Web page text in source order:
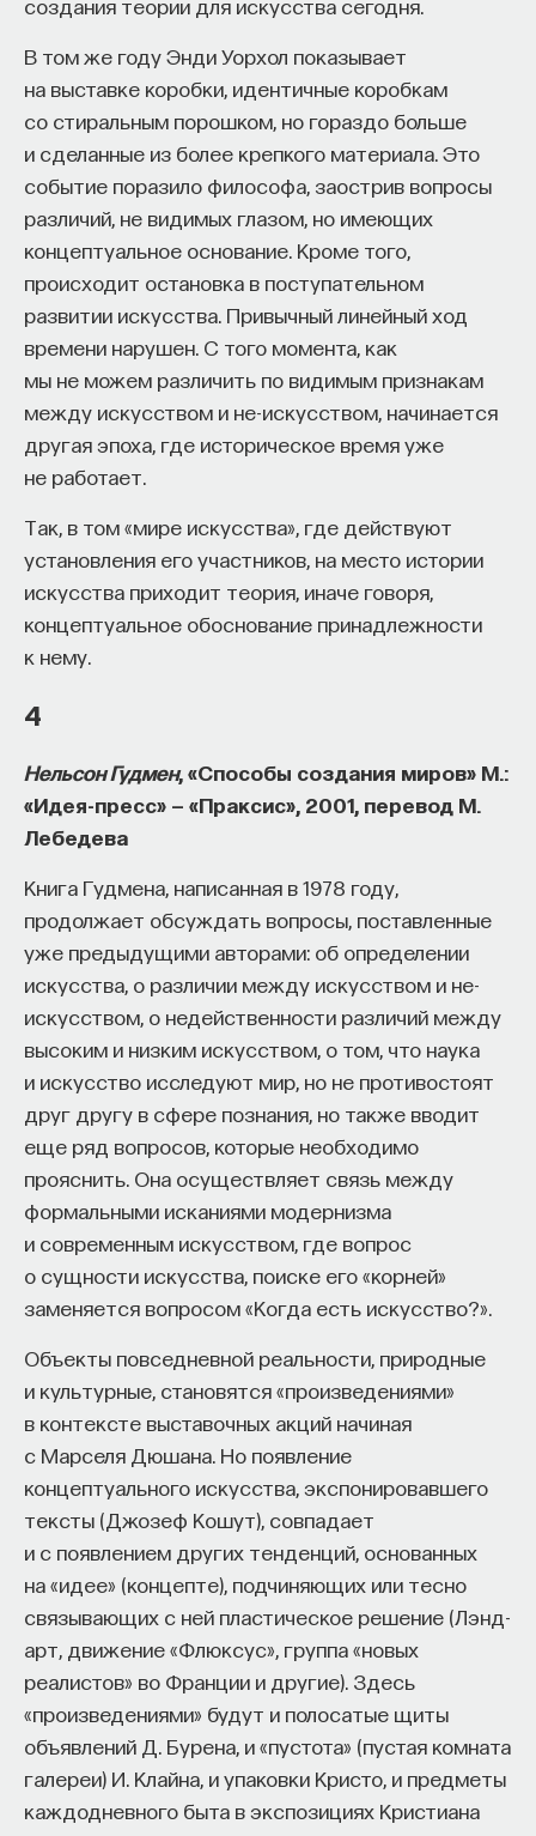
В том же году Энди Уорхол показывает
на выставке коробки, идентичные коробкам
со стиральным порошком, но гораздо больше
и сделанные из более крепкого материала. Это
событие поразило философа, заострив вопросы
различий, не видимых глазом, но имеющих
концептуальное основание. Кроме того,
происходит остановка в поступательном
развитии искусства. Привычный линейный ход
времени нарушен. С того момента, как
мы не можем различить по видимым признакам
между искусством и не-искусством, начинается
другая эпоха, где историческое время уже
не работает.
Так, в том «мире искусства», где действуют
установления его участников, на место истории
искусства приходит теория, иначе говоря,
концептуальное обоснование принадлежности
к нему.
4
Нельсон Гудмен, «Способы создания миров» М.:
«Идея-пресс» — «Праксис», 2001, перевод М.
Лебедева
Книга Гудмена, написанная в 1978 году,
продолжает обсуждать вопросы, поставленные
уже предыдущими авторами: об определении
искусства, о различии между искусством и не-
искусством, о недейственности различий между
высоким и низким искусством, о том, что наука
и искусство исследуют мир, но не противостоят
друг другу в сфере познания, но также вводит
еще ряд вопросов, которые необходимо
прояснить. Она осуществляет связь между
формальными исканиями модернизма
и современным искусством, где вопрос
о сущности искусства, поиске его «корней»
заменяется вопросом «Когда есть искусство?».
Объекты повседневной реальности, природные
и культурные, становятся «произведениями»
в контексте выставочных акций начиная
с Марселя Дюшана. Но появление
концептуального искусства, экспонировавшего
тексты (Джозеф Кошут), совпадает
и с появлением других тенденций, основанных
на «идее» (концепте), подчиняющих или тесно
связывающих с ней пластическое решение (Лэнд-
арт, движение «Флюксус», группа «новых
реалистов» во Франции и другие). Здесь
«произведениями» будут и полосатые щиты
объявлений Д. Бурена, и «пустота» (пустая комната
галереи) И. Клайна, и упаковки Кристо, и предметы
каждодневного быта в экспозициях Кристиана